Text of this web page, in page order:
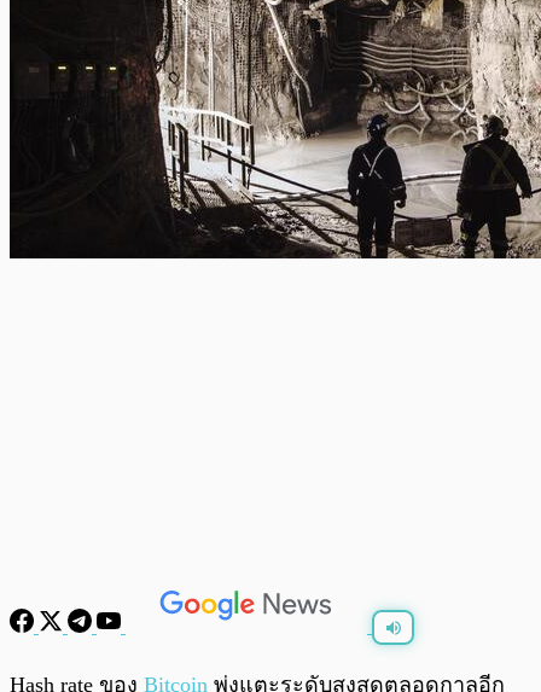
0:00
Hash rate ของ Bitcoin พุ่งแตะระดับสูงสุดตลอดกาลอีก